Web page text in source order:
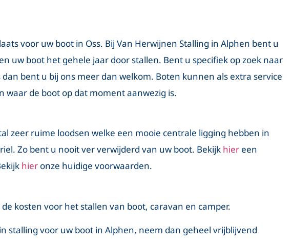
voor uw boot in Oss. Bij Van Herwijnen Stalling in Alphen bent u
uw boot het gehele jaar door stallen. Bent u specifiek op zoek naar
bent u bij ons meer dan welkom. Boten kunnen als extra service
waar de boot op dat moment aanwezig is.
zeer ruime loodsen welke een mooie centrale ligging hebben in
Zo bent u nooit ver verwijderd van uw boot. Bekijk hier een
hier onze huidige voorwaarden.
kosten voor het stallen van boot, caravan en camper.
stalling voor uw boot in Alphen, neem dan geheel vrijblijvend